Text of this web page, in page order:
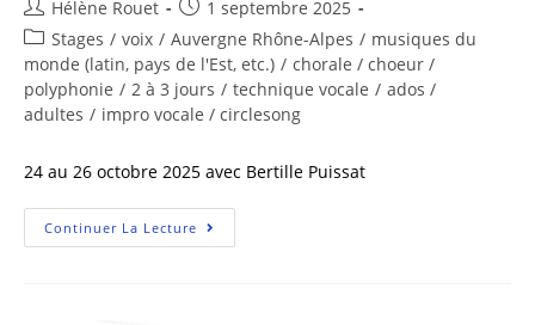
Hélène Rouet
1 septembre 2025
Stages / voix / Auvergne Rhône-Alpes / musiques du
monde (latin, pays de l'Est, etc.) / chorale / choeur /
polyphonie / 2 à 3 jours / technique vocale / ados /
adultes / impro vocale / circlesong
24 au 26 octobre 2025 avec Bertille Puissat
Continuer La Lecture